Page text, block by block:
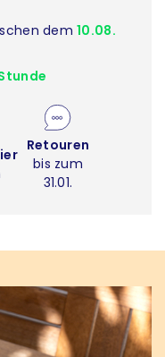
dem10.08.
Retouren
bis zum
31.01.